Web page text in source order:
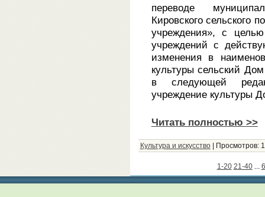
переводе
Кировского сельского
учреждения», с
учреждений с
изменения в
культуры сельский
в следующей
учреждение культуры
Читать полностью >>
Культура и искусство| Просмотров:
1-20 21-40 ...